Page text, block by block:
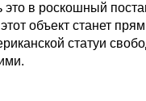
это в роскошный
объект станет
статуи